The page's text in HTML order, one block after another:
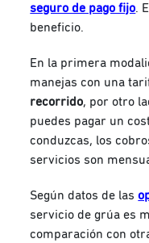
seguro de pago fijo.
beneficio.
En la primera
manejas con una
recorrido, por otro
puedes pagar un
conduzcas, los
servicios son
Según datos de las
servicio de grúa es
comparación con